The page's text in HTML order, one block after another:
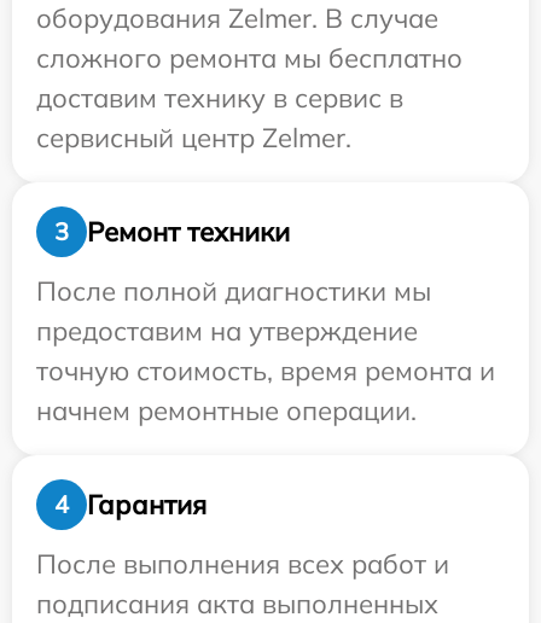
оборудования Zelmer. В случае
сложного ремонта мы бесплатно
доставим технику в сервис в
сервисный центр Zelmer.
3
Ремонт техники
После полной диагностики мы
предоставим на утверждение
точную стоимость, время ремонта и
начнем ремонтные операции.
4
Гарантия
После выполнения всех работ и
подписания акта выполненных